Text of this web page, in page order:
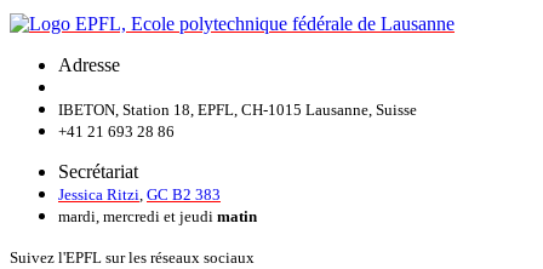
Adresse
IBETON, Station 18, EPFL, CH-1015 Lausanne, Suisse
+41 21 693 28 86
Secrétariat
Jessica Ritzi GC B2 383
mardi, mercredi et jeudi matin
Suivez l'EPFL sur les réseaux sociaux